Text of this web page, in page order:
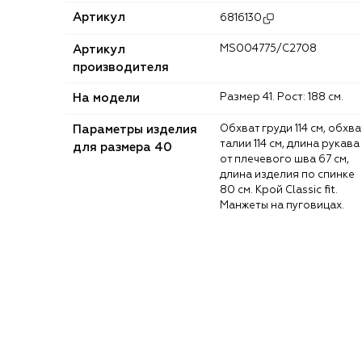
Артикул 6816130
Артикул
производителя
MS004775/C2708
На модели Размер 41. Рост: 188 см.
Параметры изделия
для размера 40
Обхват груди 114 см, обхват
талии 114 см, длина рукава
от плечевого шва 67 см,
длина изделия по спинке
80 см. Крой Classic fit.
Манжеты на пуговицах.